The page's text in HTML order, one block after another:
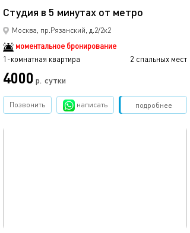
Студия в 5 минутах от метро
Москва, пр.Рязанский, д.2/2к2
моментальное бронирование
1-комнатная квартира
2 спальных мест
4000 р. сутки
подробнее
Позвонить написать Забронировать